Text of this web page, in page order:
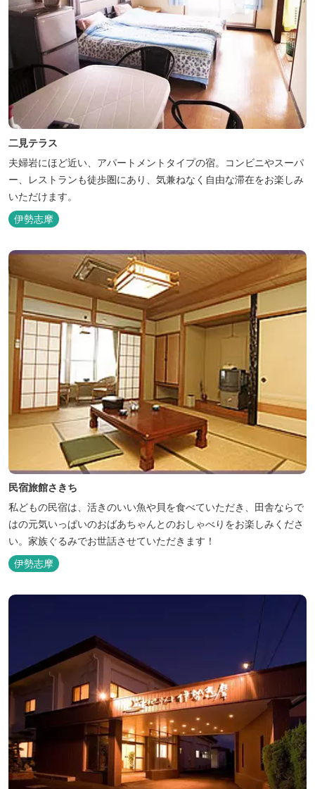
二見テラス
夫婦岩にほど近い、アパートメントタイプの宿。コンビニやスーパ
ー、レストランも徒歩圏にあり、気兼ねなく自由な滞在をお楽しみ
いただけます。
伊勢志摩
民宿旅館さきち
私どもの民宿は、活きのいい魚や貝を食べていただき、田舎ならで
はの元気いっぱいのおばあちゃんとのおしゃべりをお楽しみくださ
い。家族ぐるみでお世話させていただきます！
伊勢志摩